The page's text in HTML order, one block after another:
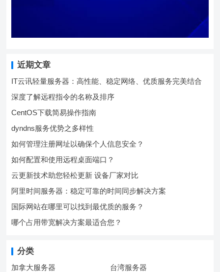
近期文章
IT云讯轻量服务器：高性能、稳定网络、优质服务完美结合
深度了解远程指令的名称及排序
CentOS下载简易操作指南
dyndns服务优势之多样性
如何管理注册网址以确保个人信息安全？
如何配置和使用远程桌面端口？
云更新技术助您轻松更新 设备厂家对比
阿里时间服务器：稳定可靠的时间同步解决方案
国际网站在哪里可以找到最优质的服务？
哪个占用带宽解决方案最适合您？
分类
加拿大服务器 台湾服务器